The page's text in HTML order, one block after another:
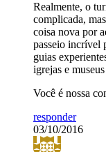
Realmente, o
complicada,
coisa nova por
passeio incrível
guias
igrejas e
Você é nossa
responder
03/10/2016